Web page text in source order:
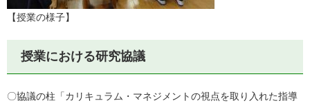
【授業の様子】
授業における研究協議
〇協議の柱「カリキュラム・マネジメントの視点を取り入れた指導